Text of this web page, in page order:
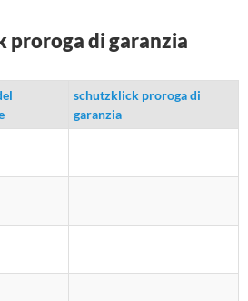
proroga di garanzia
schutzklick proroga di
garanzia